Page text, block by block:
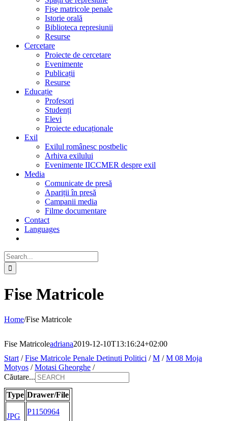
Fișe matricole penale
Istorie orală
Biblioteca represiunii
Resurse
Cercetare
Proiecte de cercetare
Evenimente
Publicații
Resurse
Educație
Profesori
Studenți
Elevi
Proiecte educaționale
Exil
Exilul românesc postbelic
Arhiva exilului
Evenimente IICCMER despre exil
Media
Comunicate de presă
Apariții în presă
Campanii media
Filme documentare
Contact
Languages
Search
for:
Fise Matricole
Home/Fise Matricole
Fise Matricoleadriana2019-12-10T13:16:24+02:00
Start /Fise Matricole Penale Detinuti Politici /M /M 08 Moja
Motyos /Motasi Gheorghe /
Căutare...
Type Drawer/File
JPG
P1150964